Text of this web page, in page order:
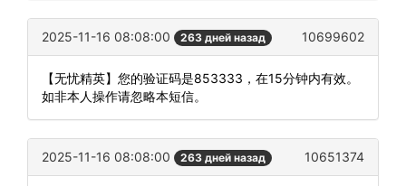
2025-11-16 08:08:00 263 дней назад 10699602
【无忧精英】您的验证码是853333，在15分钟内有效。
如非本人操作请忽略本短信。
2025-11-16 08:08:00 263 дней назад 10651374